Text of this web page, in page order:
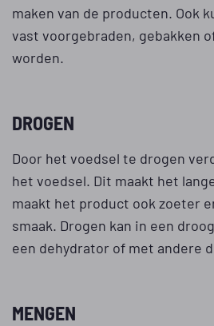
maken van de producten. Ook
vast voorgebraden, gebakken
worden.
DROGEN
Door het voedsel te drogen
het voedsel. Dit maakt het
maakt het product ook zoeter
smaak. Drogen kan in een
een dehydrator of met andere
MENGEN